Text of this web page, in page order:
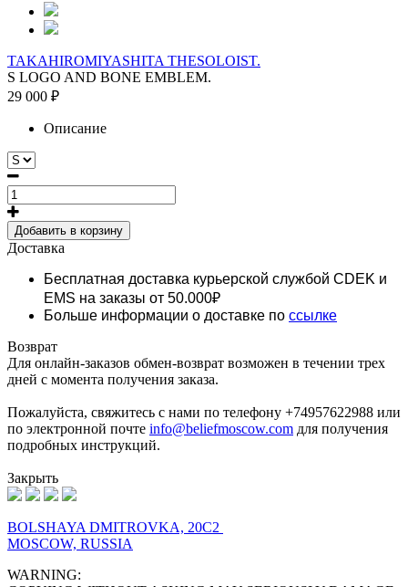
TAKAHIROMIYASHITA THESOLOIST.
S LOGO AND BONE EMBLEM.
29 000 ₽
Описание
Добавить в корзину
Доставка
Бесплатная доставка курьерской службой CDEK и
EMS на заказы от 50.000₽
Больше информации о доставке по ссылке
Возврат
Для онлайн-заказов обмен-возврат возможен в течении трех
дней с момента получения заказа.
Пожалуйста, свяжитесь с нами по телефону +74957622988 или
по электронной почте info@beliefmoscow.com для получения
подробных инструкций.
Закрыть
BOLSHAYA DMITROVKA, 20C2
MOSCOW, RUSSIA
WARNING: